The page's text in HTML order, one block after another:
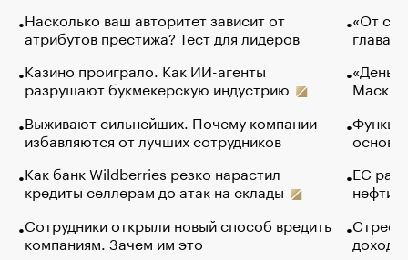
Насколько ваш авторитет зависит от
атрибутов престижа? Тест для лидеров
Казино проиграло. Как ИИ-агенты
разрушают букмекерскую индустрию
Выживают сильнейших. Почему компании
избавляются от лучших сотрудников
Как банк Wildberries резко нарастил
кредиты селлерам до атак на склады
Сотрудники открыли новый способ вредить
компаниям. Зачем им это
«От
глава
Маск в
основ
ЕС
нефти